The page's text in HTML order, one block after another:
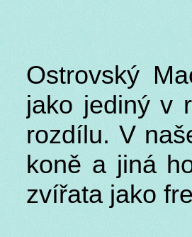
Ostrovský
jako jediný v
rozdílu. V
koně a jiná
zvířata jako